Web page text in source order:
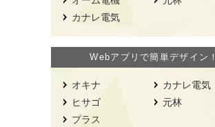
カナレ電気
Webアプリで簡単デザイン！
オキナ
ヒサゴ
プラス
カナレ電気
元林